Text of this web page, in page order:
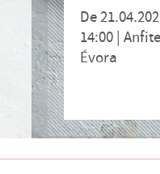
De
14:00 |
Évora